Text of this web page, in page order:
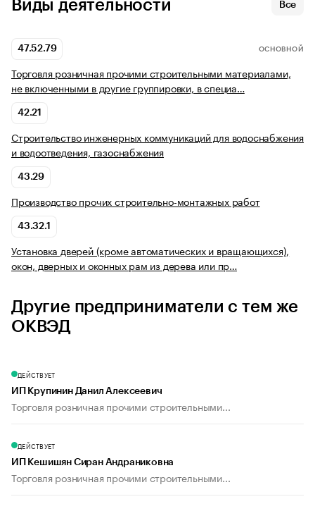
Виды деятельности Все
47.52.79 ОСНОВНОЙ
Торговля розничная прочими строительными материалами,
не включенными в другие группировки, в специа…
42.21
Строительство инженерных коммуникаций для водоснабжения
и водоотведения, газоснабжения
43.29
Производство прочих строительно-монтажных работ
43.32.1
Установка дверей (кроме автоматических и вращающихся),
окон, дверных и оконных рам из дерева или пр…
Другие предприниматели с тем же
ОКВЭД
ДЕЙСТВУЕТ
ИП Крупинин Данил Алексеевич
Торговля розничная прочими строительными...
ДЕЙСТВУЕТ
ИП Кешишян Сиран Андраниковна
Торговля розничная прочими строительными...